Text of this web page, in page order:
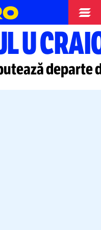
U
departe